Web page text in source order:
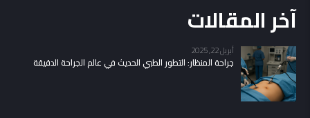
آخر المقالات
أبريل 22, 2025
جراحة المنظار: التطور الطبي الحديث في عالم الجراحة الدقيقة